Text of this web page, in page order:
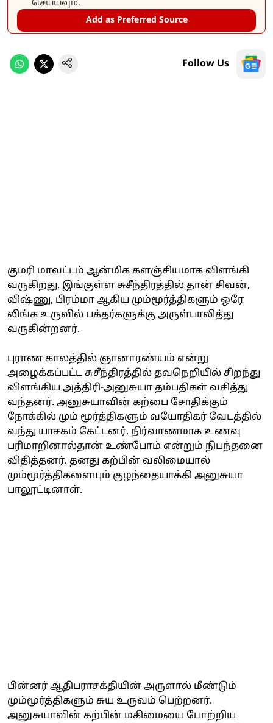
செய்யவும்.
Add as Preferred Source
Follow Us
குமரி மாவட்டம் ஆன்மிக களஞ்சியமாக விளங்கி
வருகிறது. இங்குள்ள சுசீந்திரத்தில் தான் சிவன்,
விஷ்ணு, பிரம்மா ஆகிய மும்மூர்த்திகளும் ஒரே
லிங்க உருவில் பக்தர்களுக்கு அருள்பாலித்து
வருகின்றனர்.
புராண காலத்தில் ஞானாரண்யம் என்று
அழைக்கப்பட்ட சுசீந்திரத்தில் தவநெறியில் சிறந்து
விளங்கிய அத்திரி-அனுசுயா தம்பதிகள் வசித்து
வந்தனர். அனுசுயாவின் கற்பை சோதிக்கும்
நோக்கில் மும் மூர்த்திகளும் வயோதிகர் வேடத்தில்
வந்து யாசகம் கேட்டனர். நிர்வாணமாக உணவு
பரிமாறினால்தான் உண்போம் என்றும் நிபந்தனை
விதித்தனர். தனது கற்பின் வலிமையால்
மும்மூர்த்திகளையும் குழந்தையாக்கி அனுசுயா
பாலூட்டினாள்.
பின்னர் ஆதிபராசக்தியின் அருளால் மீண்டும்
மும்மூர்த்திகளும் சுய உருவம் பெற்றனர்.
அனுசுயாவின் கற்பின் மகிமையை போற்றிய